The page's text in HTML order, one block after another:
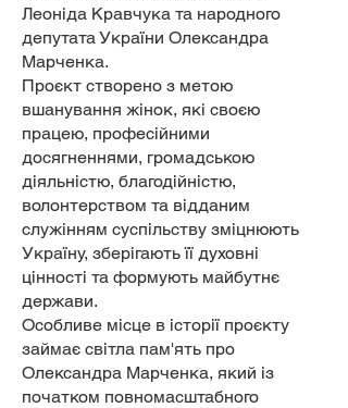
Леоніда Кравчука та народного
депутата України Олександра
Марченка.
Проєкт створено з метою
вшанування жінок, які своєю
працею, професійними
досягненнями, громадською
діяльністю, благодійністю,
волонтерством та відданим
служінням суспільству зміцнюють
Україну, зберігають її духовні
цінності та формують майбутнє
держави.
Особливе місце в історії проєкту
займає світла пам'ять про
Олександра Марченка, який із
початком повномасштабного